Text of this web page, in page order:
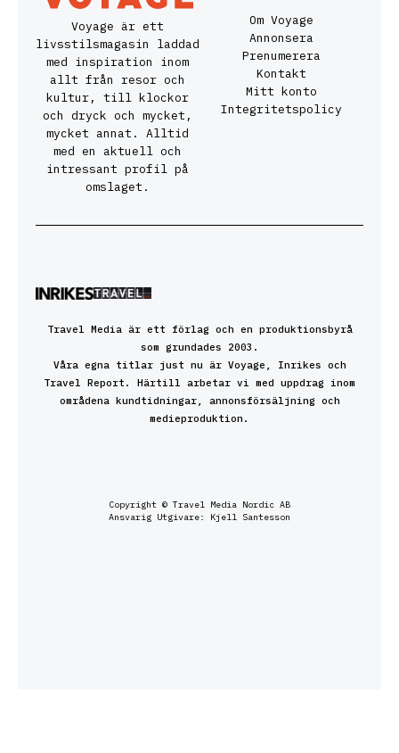
Voyage är ett
livsstilsmagasin laddad
med inspiration inom
allt från resor och
kultur, till klockor
och dryck och mycket,
mycket annat. Alltid
med en aktuell och
intressant profil på
omslaget.
Om Voyage
Annonsera
Prenumerera
Kontakt
Mitt konto
Integritetspolicy
Travel Media är ett förlag och en produktionsbyrå
som grundades 2003.
Våra egna titlar just nu är Voyage, Inrikes och
Travel Report. Härtill arbetar vi med uppdrag inom
områdena kundtidningar, annonsförsäljning och
medieproduktion.
Copyright © Travel Media Nordic AB
Ansvarig Utgivare: Kjell Santesson